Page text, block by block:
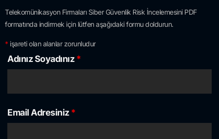
Telekomünikasyon Firmaları Siber Güvenlik Risk İncelemesini PDF
formatında indirmek için lütfen aşağıdaki formu doldurun.
* işareti olan alanlar zorunludur
Adınız Soyadınız*
Email Adresiniz*